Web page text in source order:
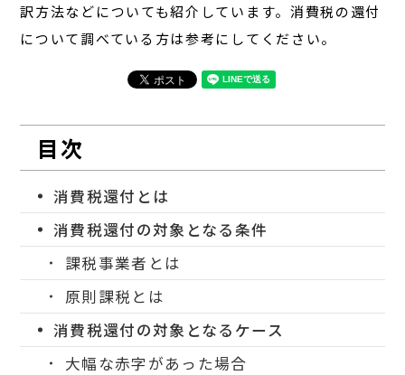
訳方法などについても紹介しています。消費税の還付
について調べている方は参考にしてください。
目次
消費税還付とは
消費税還付の対象となる条件
課税事業者とは
原則課税とは
消費税還付の対象となるケース
大幅な赤字があった場合